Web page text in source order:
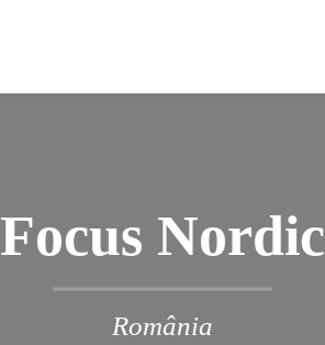
Focus Nordic
România